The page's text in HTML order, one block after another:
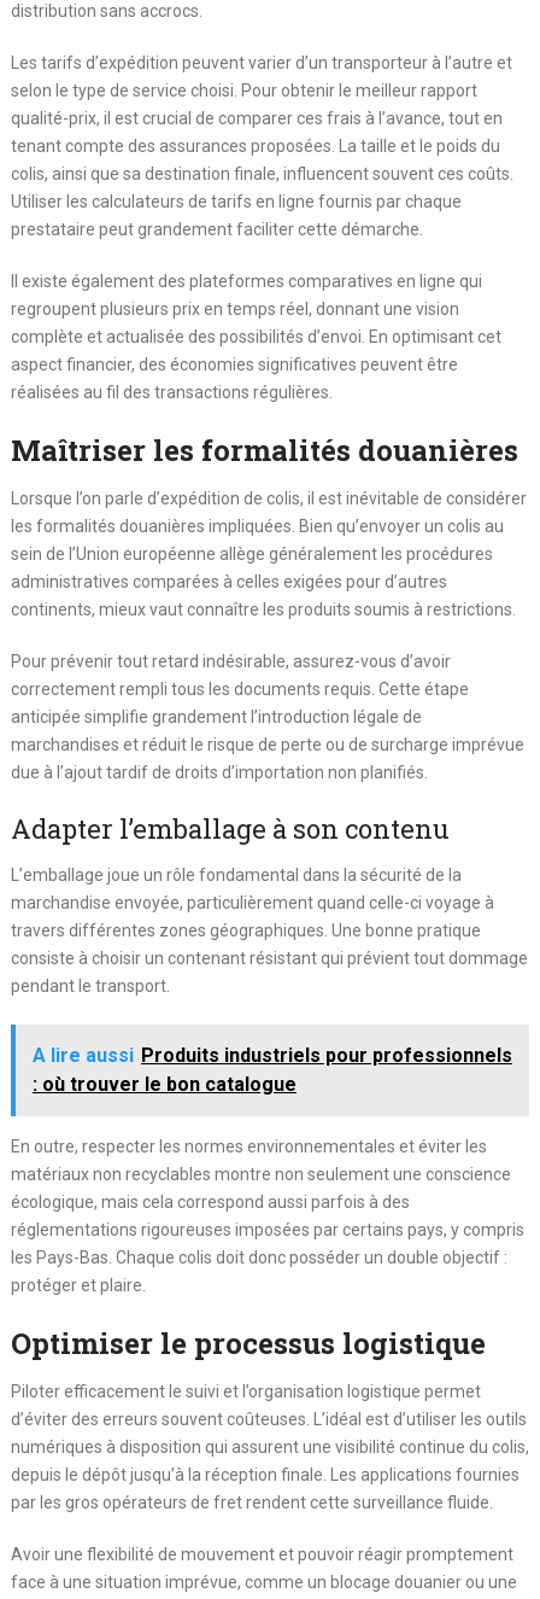
distribution sans accrocs.
Les tarifs d’expédition peuvent varier d’un transporteur à l’autre et
selon le type de service choisi. Pour obtenir le meilleur rapport
qualité-prix, il est crucial de comparer ces frais à l’avance, tout en
tenant compte des assurances proposées. La taille et le poids du
colis, ainsi que sa destination finale, influencent souvent ces coûts.
Utiliser les calculateurs de tarifs en ligne fournis par chaque
prestataire peut grandement faciliter cette démarche.
Il existe également des plateformes comparatives en ligne qui
regroupent plusieurs prix en temps réel, donnant une vision
complète et actualisée des possibilités d’envoi. En optimisant cet
aspect financier, des économies significatives peuvent être
réalisées au fil des transactions régulières.
Maîtriser les formalités douanières
Lorsque l’on parle d’expédition de colis, il est inévitable de considérer
les formalités douanières impliquées. Bien qu’envoyer un colis au
sein de l’Union européenne allège généralement les procédures
administratives comparées à celles exigées pour d’autres
continents, mieux vaut connaître les produits soumis à restrictions.
Pour prévenir tout retard indésirable, assurez-vous d’avoir
correctement rempli tous les documents requis. Cette étape
anticipée simplifie grandement l’introduction légale de
marchandises et réduit le risque de perte ou de surcharge imprévue
due à l’ajout tardif de droits d’importation non planifiés.
Adapter l’emballage à son contenu
L’emballage joue un rôle fondamental dans la sécurité de la
marchandise envoyée, particulièrement quand celle-ci voyage à
travers différentes zones géographiques. Une bonne pratique
consiste à choisir un contenant résistant qui prévient tout dommage
pendant le transport.
A lire aussi Produits industriels pour professionnels
: où trouver le bon catalogue
En outre, respecter les normes environnementales et éviter les
matériaux non recyclables montre non seulement une conscience
écologique, mais cela correspond aussi parfois à des
réglementations rigoureuses imposées par certains pays, y compris
les Pays-Bas. Chaque colis doit donc posséder un double objectif :
protéger et plaire.
Optimiser le processus logistique
Piloter efficacement le suivi et l’organisation logistique permet
d’éviter des erreurs souvent coûteuses. L’idéal est d’utiliser les outils
numériques à disposition qui assurent une visibilité continue du colis,
depuis le dépôt jusqu’à la réception finale. Les applications fournies
par les gros opérateurs de fret rendent cette surveillance fluide.
Avoir une flexibilité de mouvement et pouvoir réagir promptement
face à une situation imprévue, comme un blocage douanier ou une